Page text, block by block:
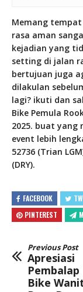
Memang
rasa aman
kejadian yang
setting di jalan
bertujuan juga
dilakulan
lagi? ikuti dan
Bike Pemula
2025. buat
event lebih
52736 (Trian
(DRY).
FACEBOOK
PINTEREST
Previous Post
Apresiasi
Bike